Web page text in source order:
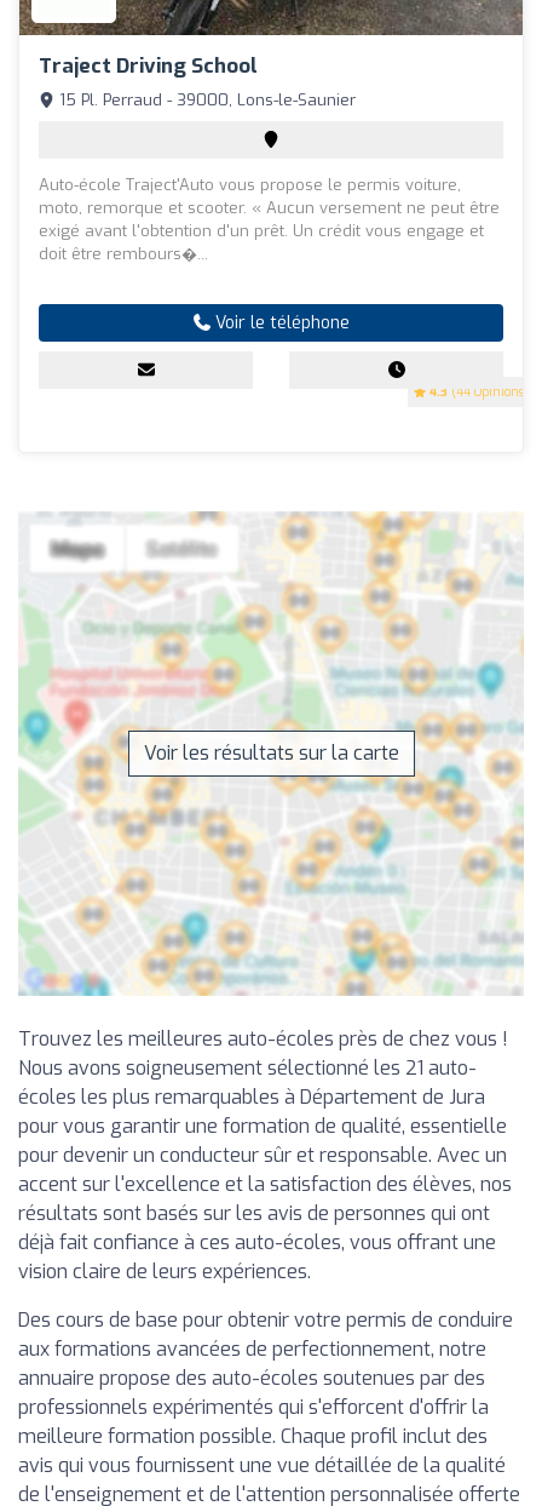
Traject Driving School
4.3 (44 Opinions)
15 Pl. Perraud - 39000, Lons-le-Saunier
Auto-école Traject'Auto vous propose le permis voiture,
moto, remorque et scooter. « Aucun versement ne peut être
exigé avant l'obtention d'un prêt. Un crédit vous engage et
doit être rembours�...
Voir le téléphone
Voir les résultats sur la carte
Trouvez les meilleures auto-écoles près de chez vous !
Nous avons soigneusement sélectionné les 21 auto-
écoles les plus remarquables à Département de Jura
pour vous garantir une formation de qualité, essentielle
pour devenir un conducteur sûr et responsable. Avec un
accent sur l'excellence et la satisfaction des élèves, nos
résultats sont basés sur les avis de personnes qui ont
déjà fait confiance à ces auto-écoles, vous offrant une
vision claire de leurs expériences.
Des cours de base pour obtenir votre permis de conduire
aux formations avancées de perfectionnement, notre
annuaire propose des auto-écoles soutenues par des
professionnels expérimentés qui s'efforcent d'offrir la
meilleure formation possible. Chaque profil inclut des
avis qui vous fournissent une vue détaillée de la qualité
de l'enseignement et de l'attention personnalisée offerte